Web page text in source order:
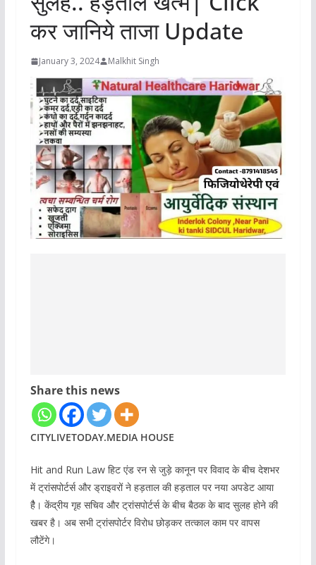
कर जानिये ताजा Update
January 3, 2024 Malkhit Singh
Share this news
CITYLIVETODAY.MEDIA HOUSE
Hit and Run Law हिट एंड रन से जुड़े कानून पर विवाद के बीच देशभर
में ट्रांसपोर्टर्स और ड्राइवरों ने हड़ताल की हड़ताल पर नया अपडेट आया
हैै। केंद्रीय गृह सचिव और ट्रांसपोर्टर्स के बीच बैठक के बाद सुलह होने की
खबर है। अब सभी ट्रांसपोर्टर विरोध छोड़कर तत्काल काम पर वापस
लौटेंगे।